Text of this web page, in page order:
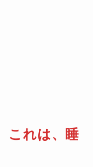
これは、睡